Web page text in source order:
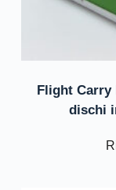
Flight Carry
dischi